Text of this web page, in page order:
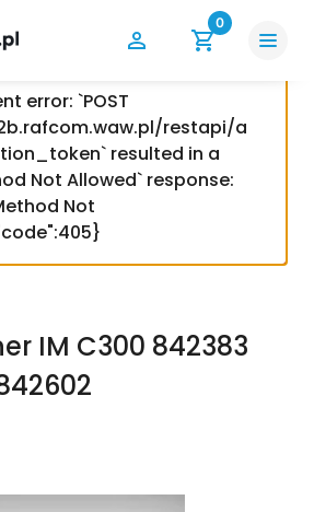
0
error: `POST
restapi/a
resulted in a
Not Allowed` response:
Not
IM C300 842383